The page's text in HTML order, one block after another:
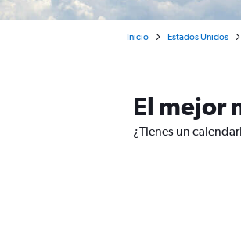
Inicio Estados Unidos
El mejor
¿Tienes un